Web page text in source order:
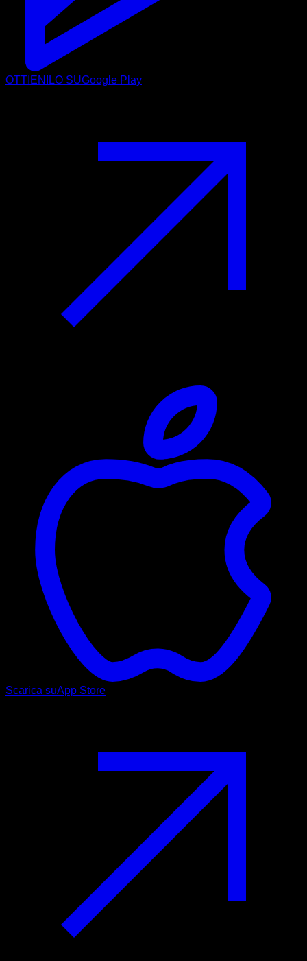
OTTIENILO SUGoogle Play
Scarica suApp Store